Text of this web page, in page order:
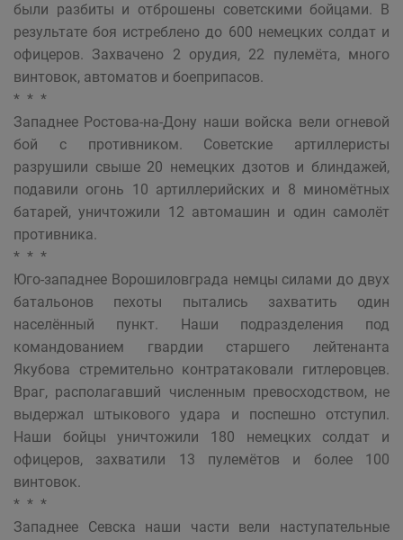
были разбиты и отброшены советскими бойцами. В
результате боя истреблено до 600 немецких солдат и
офицеров. Захвачено 2 орудия, 22 пулемёта, много
винтовок, автоматов и боеприпасов.
* * *
Западнее Ростова-на-Дону наши войска вели огневой
бой с противником. Советские артиллеристы
разрушили свыше 20 немецких дзотов и блиндажей,
подавили огонь 10 артиллерийских и 8 миномётных
батарей, уничтожили 12 автомашин и один самолёт
противника.
* * *
Юго-западнее Ворошиловграда немцы силами до двух
батальонов пехоты пытались захватить один
населённый пункт. Наши подразделения под
командованием гвардии старшего лейтенанта
Якубова стремительно контратаковали гитлеровцев.
Враг, располагавший численным превосходством, не
выдержал штыкового удара и поспешно отступил.
Наши бойцы уничтожили 180 немецких солдат и
офицеров, захватили 13 пулемётов и более 100
винтовок.
* * *
Западнее Севска наши части вели наступательные